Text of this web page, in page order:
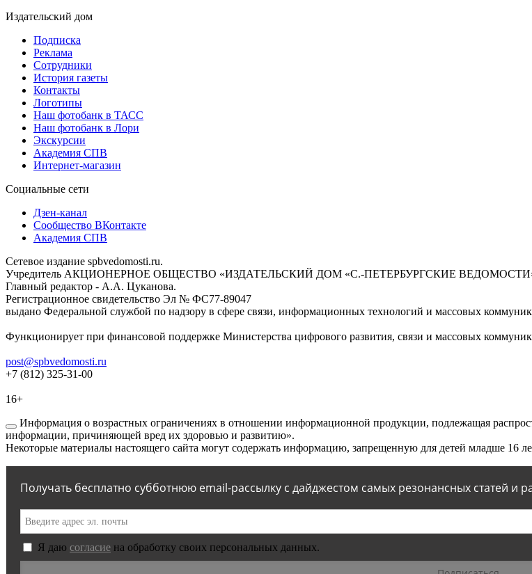
Издательский дом
Подписка
Реклама
Сотрудники
История газеты
Контакты
Логотипы
Наш фотобанк в ТАСС
Наш фотобанк в Лори
Экскурсии
Академия СПВ
Интернет-магазин
Социальные сети
Дзен-канал
Сообщество ВКонтакте
Академия СПВ
Сетевое издание spbvedomosti.ru.
Учредитель АКЦИОНЕРНОЕ ОБЩЕСТВО «ИЗДАТЕЛЬСКИЙ ДОМ «С.-ПЕТЕРБУРГСКИЕ
Главный редактор - А.А. Цуканова.
Регистрационное свидетельство Эл № ФС77-89047
выдано Федеральной службой по надзору в сфере связи, информационных технологий и массовых
Функционирует при финансовой поддержке Министерства цифрового развития, связи и массовых
post@spbvedomosti.ru
+7 (812) 325-31-00
16+
Информация о возрастных ограничениях в отношении информационной продукции, подлежащая
информации, причиняющей вред их здоровью и развитию».
Некоторые материалы настоящего сайта могут содержать информацию, запрещенную для детей младше 16
Получать бесплатно субботнюю email-рассылку с дайджестом самых резонансных статей и
Я даю согласие на обработку своих персональных данных.